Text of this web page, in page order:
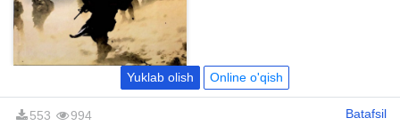
Yuklab olish Online o'qish
553 994 Batafsil